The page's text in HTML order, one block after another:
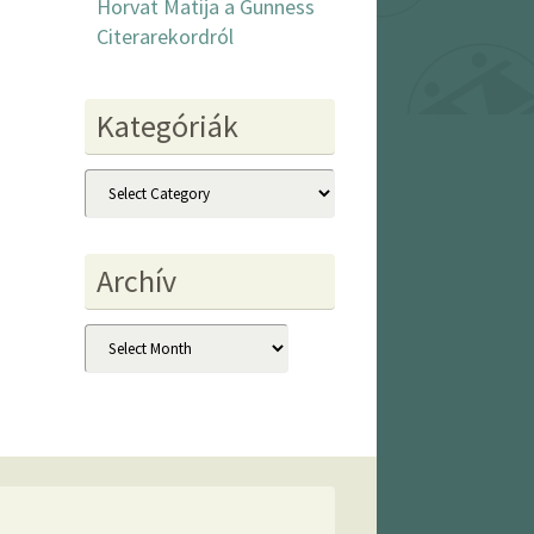
Horvat Matija a Gunness
Citerarekordról
Kategóriák
Kategóriák
Archív
Archív